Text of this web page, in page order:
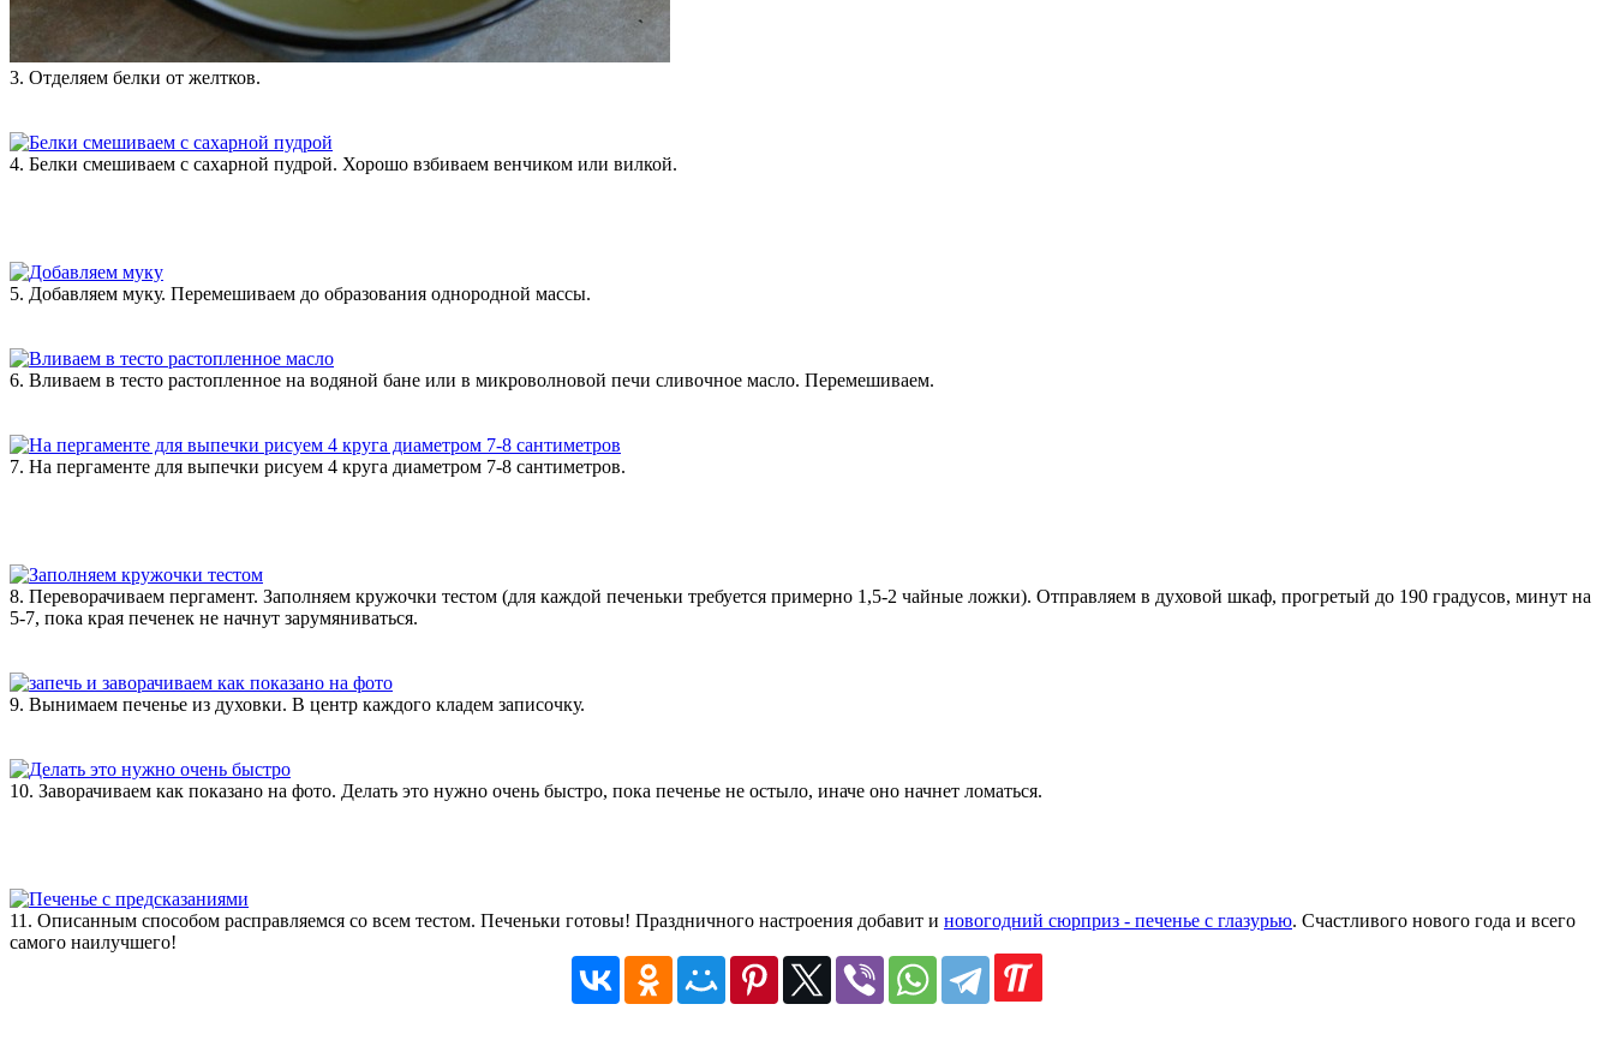
3. Отделяем белки от желтков.
4. Белки смешиваем с сахарной пудрой. Хорошо взбиваем венчиком или вилкой.
5. Добавляем муку. Перемешиваем до образования однородной массы.
6. Вливаем в тесто растопленное на водяной бане или в микроволновой печи сливочное масло. Перемешиваем.
7. На пергаменте для выпечки рисуем 4 круга диаметром 7-8 сантиметров.
8. Переворачиваем пергамент. Заполняем кружочки тестом (для каждой печеньки требуется примерно 1,5-2 чайные ложки). Отправляем в духовой шкаф, прогретый до 190 градусов, минут на
5-7, пока края печенек не начнут зарумяниваться.
9. Вынимаем печенье из духовки. В центр каждого кладем записочку.
10. Заворачиваем как показано на фото. Делать это нужно очень быстро, пока печенье не остыло, иначе оно начнет ломаться.
11. Описанным способом расправляемся со всем тестом. Печеньки готовы! Праздничного настроения добавит и новогодний сюрприз - печенье с глазурью. Счастливого нового года и всего
самого наилучшего!